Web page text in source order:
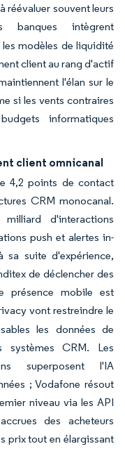
réévaluer souvent leurs
banques intègrent
modèles de liquidité
client au rang d'actif
l'élan sur le
si les vents contraires
informatiques
client omnicanal
4,2 points de contact
CRM monocanal.
d'interactions
push et alertes in-
suite d'expérience,
de déclencher des
présence mobile est
vont restreindre le
les données de
systèmes CRM. Les
superposent l'IA
; Vodafone résout
niveau via les API
des acheteurs
prix tout en élargissant